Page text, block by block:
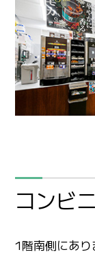
コンビ
1階南側にあ